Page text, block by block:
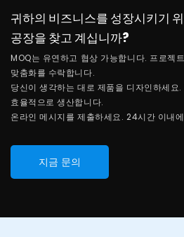
귀하의 비즈니스를 성장시키기
공장을 찾고 계십니까?
MOQ는 유연하고 협상 가능합니다. 프로젝
맞춤화를 수락합니다.
당신이 생각하는 대로 제품을 디자인하세
효율적으로 생산합니다.
온라인 메시지를 제출하세요. 24시간 이내
지금 문의